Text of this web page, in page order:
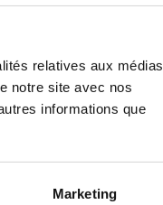
relatives aux médias
notre site avec nos
informations que
Marketing